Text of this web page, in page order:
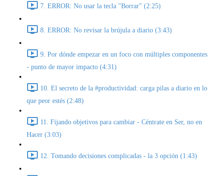
7. ERROR: No usar la tecla "Borrar" (2:25)
8. ERROR: No revisar la brújula a diario (3:43)
9. Por dónde empezar en un foco con múltiples componentes
- punto de mayor impacto (4:31)
10. El secreto de la #productividad: carga pilas a diario en lo
que peor estés (2:48)
11. Fijando objetivos para cambiar - Céntrate en Ser, no en
Hacer (3:03)
12. Tomando decisiones complicadas - la 3 opción (1:43)